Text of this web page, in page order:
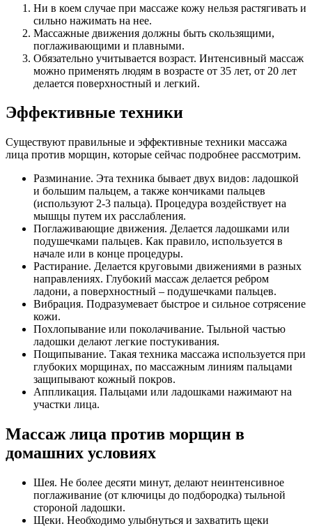
Ни в коем случае при массаже кожу нельзя растягивать и
сильно нажимать на нее.
Массажные движения должны быть скользящими,
поглаживающими и плавными.
Обязательно учитывается возраст. Интенсивный массаж
можно применять людям в возрасте от 35 лет, от 20 лет
делается поверхностный и легкий.
Эффективные техники
Существуют правильные и эффективные техники массажа
лица против морщин, которые сейчас подробнее рассмотрим.
Разминание. Эта техника бывает двух видов: ладошкой
и большим пальцем, а также кончиками пальцев
(используют 2-3 пальца). Процедура воздействует на
мышцы путем их расслабления.
Поглаживающие движения. Делается ладошками или
подушечками пальцев. Как правило, используется в
начале или в конце процедуры.
Растирание. Делается круговыми движениями в разных
направлениях. Глубокий массаж делается ребром
ладони, а поверхностный – подушечками пальцев.
Вибрация. Подразумевает быстрое и сильное сотрясение
кожи.
Похлопывание или поколачивание. Тыльной частью
ладошки делают легкие постукивания.
Пощипывание. Такая техника массажа используется при
глубоких морщинах, по массажным линиям пальцами
защипывают кожный покров.
Аппликация. Пальцами или ладошками нажимают на
участки лица.
Массаж лица против морщин в
домашних условиях
Шея. Не более десяти минут, делают неинтенсивное
поглаживание (от ключицы до подбородка) тыльной
стороной ладошки.
Щеки. Необходимо улыбнуться и захватить щеки